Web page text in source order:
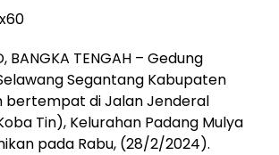
BANGKA TENGAH – Gedung
Segantang Kabupaten
bertempat di Jalan Jenderal
Tin), Kelurahan Padang Mulya
pada Rabu, (28/2/2024).